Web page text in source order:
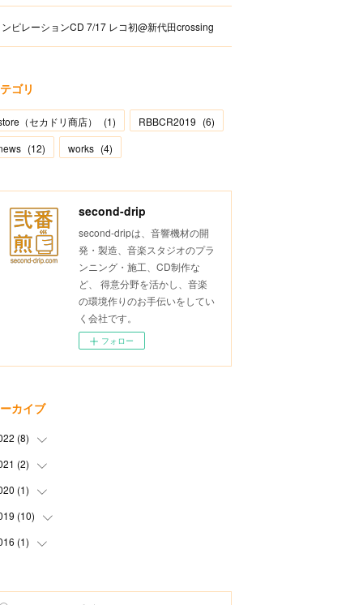
ンピレーションCD 7/17 レコ初@新代田crossing
ゴリ
（セカドリ商店） (1) RBBCR2019 (6)
(12) works (4)
second-drip
second-dripは、音響機材の開
発・製造、音楽スタジオのプラ
ンニング・施工、CD制作な
ど、 得意分野を活かし、音楽
の環境作りのお手伝いをしてい
く会社です。
フォロー
カイブ
(8)
(
)
(
)
(1
(
)
(2)
(
)
(1
(1)
(1
(10)
(
)
(2)
(1)